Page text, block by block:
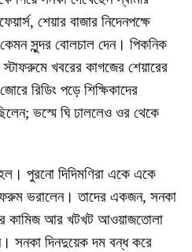
শেয়ার বাজার নিদেনপক্ষে
কেমন সুন্দর বোলচাল দেন। পিকনিক
খবরের কাগজের শেয়ারের
রিডিং পড়ে শিক্ষিকাদের
ভস্মে ঘি ঢাললেও ওর থেকে
হল। পুরনো দিদিমণিরা একে একে
ভরালেন। তাদের একজন, সনকা
কামিজ আর খটখট আওয়াজতোলা
সনকা দিনদুয়েক দম বন্ধ করে